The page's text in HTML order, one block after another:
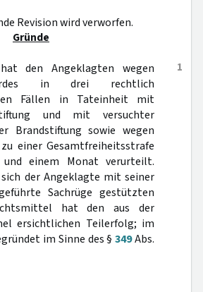
Revision wird verworfen.
Gründe
1
den Angeklagten wegen
in drei rechtlich
Fällen in Tateinheit mit
und mit versuchter
Brandstiftung sowie wegen
zu einer Gesamtfreiheitsstrafe
einem Monat verurteilt.
der Angeklagte mit seiner
Sachrüge gestützten
hat den aus der
ersichtlichen Teilerfolg; im
im Sinne des §349Abs.